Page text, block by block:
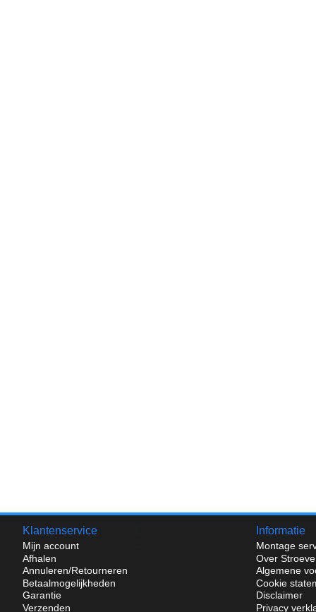
Klantenservice
Mijn account
Afhalen
Annuleren/Retourneren
Betaalmogelijkheden
Garantie
Verzenden
Informatie
Montage
Over
Algemene
Cookie
Disclaimer
Privacy